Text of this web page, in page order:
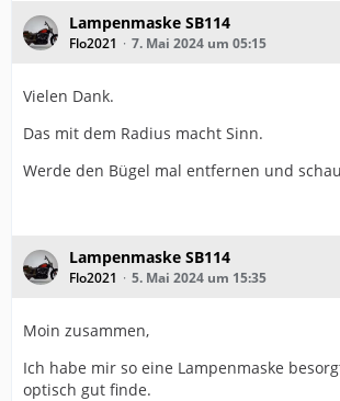
Lampenmaske SB114
Flo2021 7. Mai 2024 um 05:15
Vielen Dank.
Das mit dem Radius macht Sinn.
Werde den Bügel mal entfernen und
Lampenmaske SB114
Flo2021 5. Mai 2024 um 15:35
Moin zusammen,
Ich habe mir so eine Lampenmaske
optisch gut finde.